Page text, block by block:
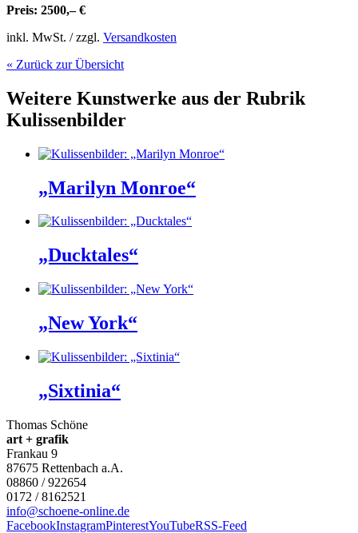
Preis: 2500,– €
inkl. MwSt. / zzgl. Versandkosten
« Zurück zur Übersicht
Weitere Kunstwerke aus der Rubrik
Kulissenbilder
„Marilyn Monroe“
„Ducktales“
„New York“
„Sixtinia“
Thomas Schöne
art + grafik
Frankau 9
87675 Rettenbach a.A.
08860 / 922654
0172 / 8162521
info@schoene-online.de
FacebookInstagramPinterestYouTubeRSS-Feed